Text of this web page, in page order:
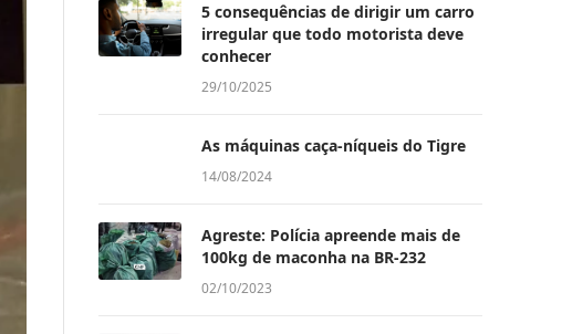
5 consequências de dirigir um carro
irregular que todo motorista deve
conhecer
29/10/2025
As máquinas caça-níqueis do Tigre
14/08/2024
Agreste: Polícia apreende mais de
100kg de maconha na BR-232
02/10/2023